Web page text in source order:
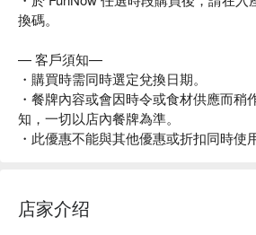
沙律區：
沙律
青木瓜柚子花膠鮮蝦沙律｜燒甜薯仔煙
律｜菠菜蛋批
湯類：
鐵板燒：
換碼。
— 客戶須知—
・購買時需同時選定兌換日期。
・餐牌內容或會因時令或食材供應而稍
知，一切以店內餐牌為準。
・此優惠不能與其他優惠或折扣同時使用
店家介绍